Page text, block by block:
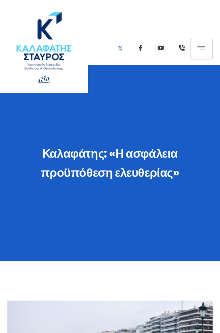
Καλαφάτης: «Η ασφάλεια
προϋπόθεση ελευθερίας»